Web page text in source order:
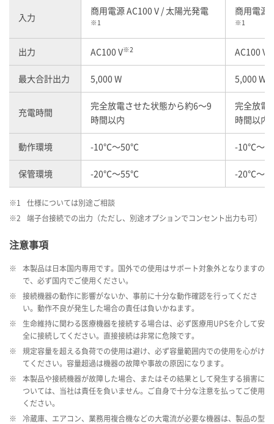
入力
商用電源 AC100 V / 太陽光発電
※1
商用電源
※1
出力 AC100 V※2 AC100 V
最大合計出力 5,000 W 5,000 W
充電時間
完全放電させた状態から約6～9
時間以内
完全放電
時間以内
動作環境 -10℃～50℃ -10℃～
保管環境 -20℃～55℃ -20℃～
※1
仕様については別途ご相談
※2
端子台接続での出力（ただし、別途オプションでコンセント出力も可）
注意事項
※
本製品は日本国内専用です。国外での使用はサポート対象外となりますの
で、必ず国内でご使用ください。
※
接続機器の動作に影響がないか、事前に十分な動作確認を行ってくださ
い。動作不良が発生した場合の責任は負いかねます。
※
生命維持に関わる医療機器を接続する場合は、必ず医療用UPSを介して安
全に接続してください。直接接続は非常に危険です。
※
規定容量を超える負荷での使用は避け、必ず容量範囲内での使用を心がけ
てください。容量超過は機器の故障や事故の原因になります。
※
本製品や接続機器が故障した場合、またはその結果として発生する損害に
ついては、当社は責任を負いません。ご自身で十分な注意を払ってご使用
ください。
※
冷蔵庫、エアコン、業務用複合機などの大電流が必要な機器は、製品の型